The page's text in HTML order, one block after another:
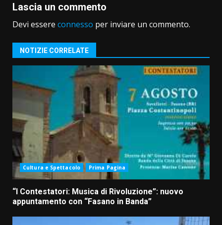
Lascia un commento
Devi essere connesso per inviare un commento.
NOTIZIE CORRELATE
Cultura e Spettacolo Prima Pagina
“I Contestatori: Musica di Rivoluzione”: nuovo
appuntamento con “Fasano in Banda”